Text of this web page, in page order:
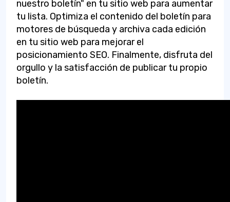
nuestro boletín" en tu sitio web para aumentar
tu lista. Optimiza el contenido del boletín para
motores de búsqueda y archiva cada edición
en tu sitio web para mejorar el
posicionamiento SEO. Finalmente, disfruta del
orgullo y la satisfacción de publicar tu propio
boletín.